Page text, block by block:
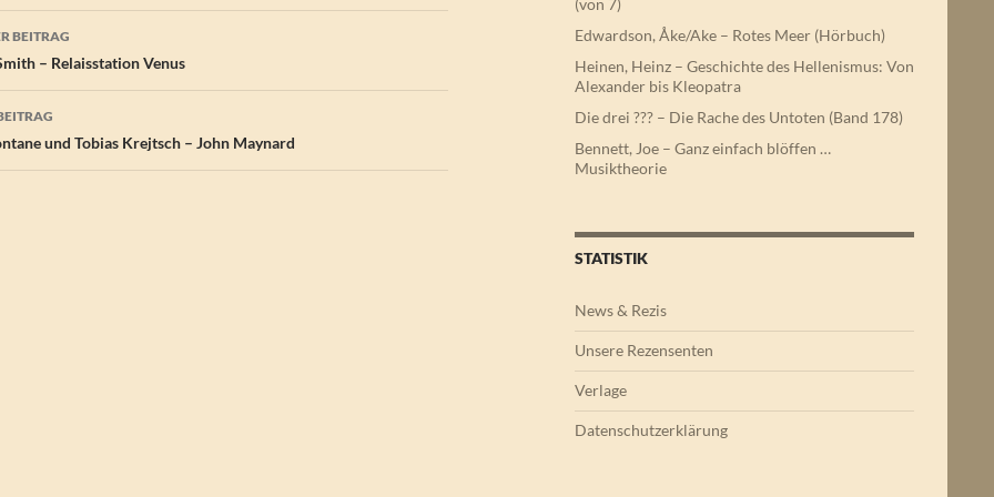
BEITRAG
– Relaisstation Venus
und Tobias Krejtsch – John Maynard
(von 7)
Edwardson, Åke/Ake – Rotes Meer (Hörbuch)
Heinen, Heinz – Geschichte des Hellenismus: Von
Alexander bis Kleopatra
Die drei ??? – Die Rache des Untoten (Band 178)
Bennett, Joe – Ganz einfach blöffen …
Musiktheorie
STATISTIK
News & Rezis
Unsere Rezensenten
Verlage
Datenschutzerklärung